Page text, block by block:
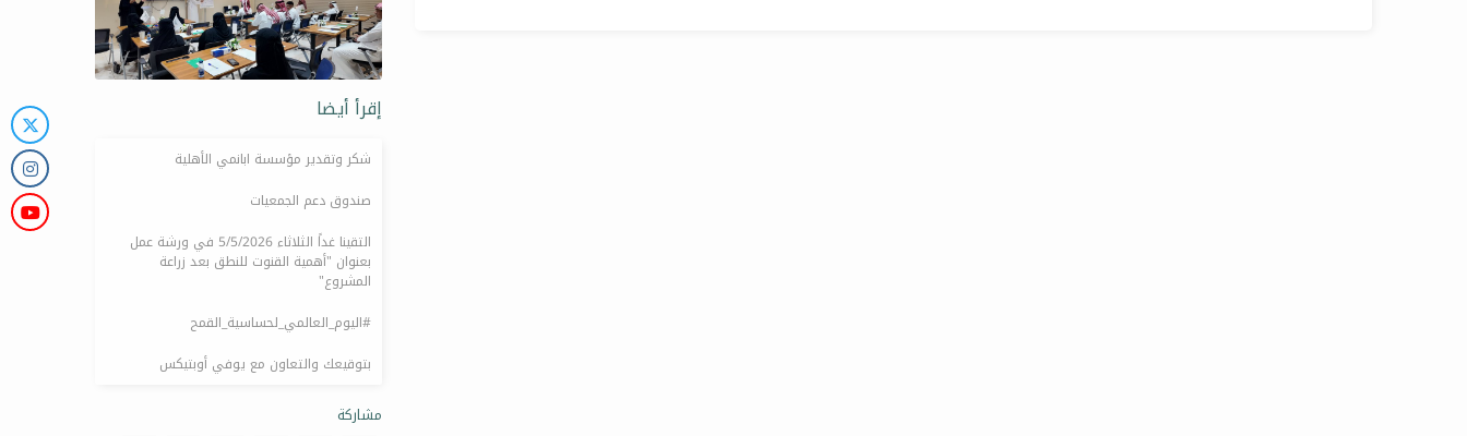
إقرأ أيضا
شكر وتقدير مؤسسة ابانمي الأهلية
صندوق دعم الجمعيات
التقينا غداً الثلاثاء 5/5/2026 في ورشة عمل
بعنوان "أهمية القنوت للنطق بعد زراعة
المشروع"
#اليوم_العالمي_لحساسية_القمح
بتوقيعك والتعاون مع يوفي أوبتيكس
مشاركة